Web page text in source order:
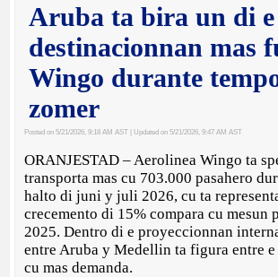
Aruba ta bira un di e
destinacionnan mas
Wingo durante
zomer
Posted on 5/21/2026, 9:18 AM AST | Updated on 5/21/2026, 9:47 AM AST
ORANJESTAD – Aerolinea Wingo ta
transporta mas cu 703.000 pasahero
halto di juni y juli 2026, cu ta
crecemento di 15% compara cu mesun
2025. Dentro di e proyeccionnan
entre Aruba y Medellin ta figura entre
cu mas demanda.